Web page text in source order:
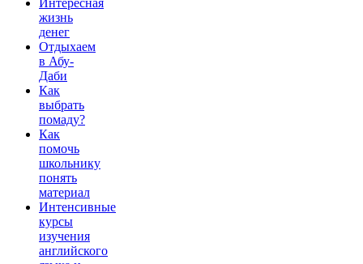
Интересная
жизнь
денег
Отдыхаем
в Абу-
Даби
Как
выбрать
помаду?
Как
помочь
школьнику
понять
материал
Интенсивные
курсы
изучения
английского